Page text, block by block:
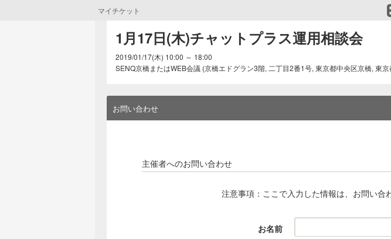
マイチケット
1月17日(木)チャットプラス運用相談会
2019/01/17(木) 10:00 ～ 18:00
SENQ京橋またはWEB会議 (京橋エドグラン3階, 二丁目2番1号, 東京都中央区京橋, 東
お問い合わせ
主催者へのお問い合わせ
注意事項：ここで入力した情報は、お問い合
お名前